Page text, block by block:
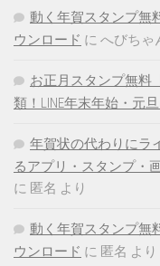
動く年賀スタンプ無
ウンロード に へびちゃ
お正月スタンプ無料
類！LINE年末年始・元
年賀状の代わりにラ
るアプリ・スタンプ・
に 匿名 より
動く年賀スタンプ無
ウンロード に 匿名 より